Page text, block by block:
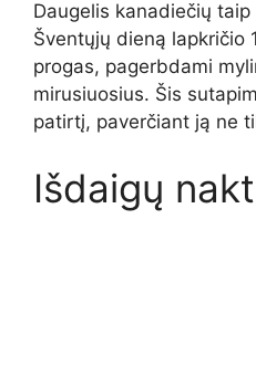
Daugelis kanadiečių
Šventųjų dieną lapkričio
progas, pagerbdami
mirusiuosius. Šis
patirtį, paverčiant ją ne
Išdaigų